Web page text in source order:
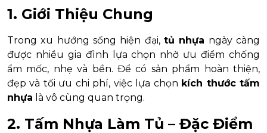
1. Giới Thiệu Chung
Trong xu hướng sống hiện đại, tủ nhựa ngày càng
được nhiều gia đình lựa chọn nhờ ưu điểm chống
ẩm mốc, nhẹ và bền. Để có sản phẩm hoàn thiện,
đẹp và tối ưu chi phí, việc lựa chọn kích thước tấm
nhựa là vô cùng quan trọng.
2. Tấm Nhựa Làm Tủ – Đặc Điểm